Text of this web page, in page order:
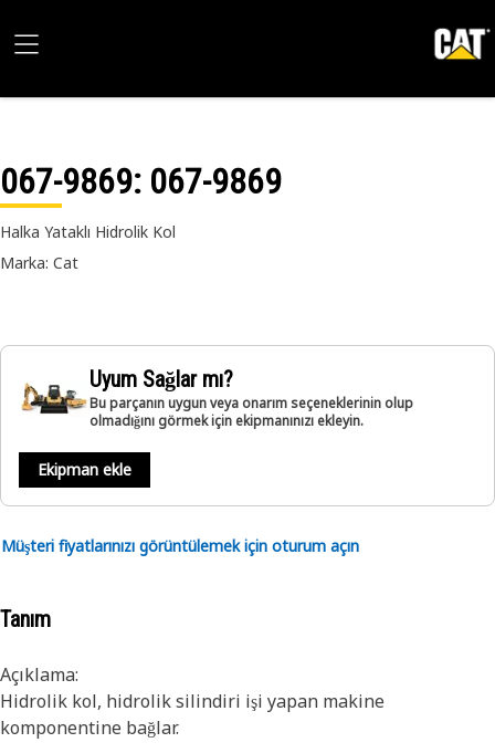
067-9869: 067-9869
Halka Yataklı Hidrolik Kol
Marka: Cat
Uyum Sağlar mı?
Bu parçanın uygun veya onarım seçeneklerinin olup
olmadığını görmek için ekipmanınızı ekleyin.
Ekipman ekle
Müşteri fiyatlarınızı görüntülemek için oturum açın
Tanım
Açıklama:
Hidrolik kol, hidrolik silindiri işi yapan makine
komponentine bağlar.